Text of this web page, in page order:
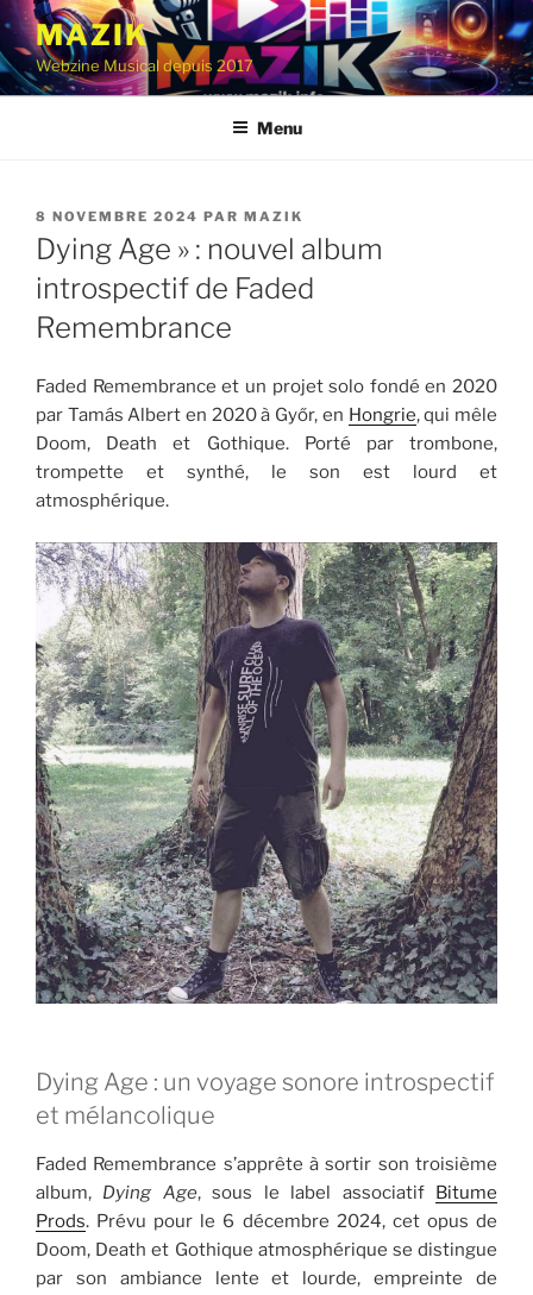
Aller
contenu
principal
MAZIK
Webzine Musical depuis 2017
Menu
PUBLIÉ
LE
8 NOVEMBRE 2024 PAR MAZIK
Dying Age » : nouvel album
introspectif de Faded
Remembrance
Faded Remembrance et un projet solo fondé en 2020
par Tamás Albert en 2020 à Győr, en Hongrie, qui mêle
Doom, Death et Gothique. Porté par trombone,
trompette et synthé, le son est lourd et
atmosphérique.
Dying Age : un voyage sonore introspectif
et mélancolique
Faded Remembrance s’apprête à sortir son troisième
album, Dying Age, sous le label associatif Bitume
Prods. Prévu pour le 6 décembre 2024, cet opus de
Doom, Death et Gothique atmosphérique se distingue
par son ambiance lente et lourde, empreinte de